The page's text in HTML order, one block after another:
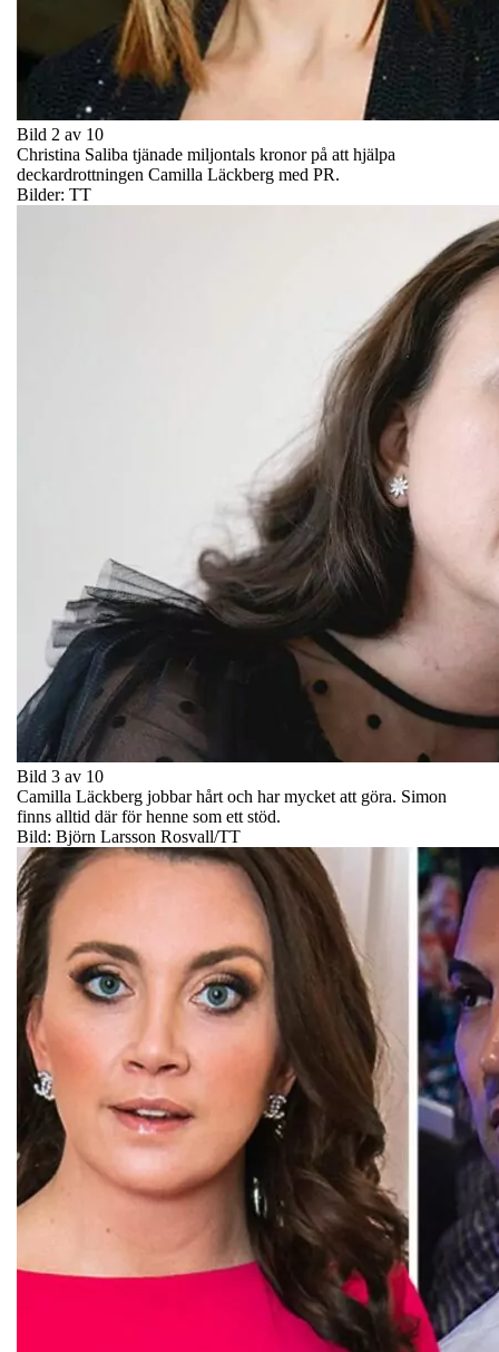
Bild 2 av 10
Christina Saliba tjänade miljontals kronor på att hjälpa
deckardrottningen Camilla Läckberg med PR.
Bilder: TT
Bild 3 av 10
Camilla Läckberg jobbar hårt och har mycket att göra. Simon
finns alltid där för henne som ett stöd.
Bild: Björn Larsson Rosvall/TT